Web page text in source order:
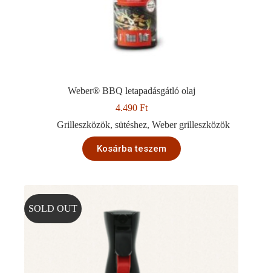
Weber® BBQ letapadásgátló olaj
4.490 Ft
Grilleszközök,sütéshez,Weber grilleszközök
Kosárba teszem
SOLD OUT